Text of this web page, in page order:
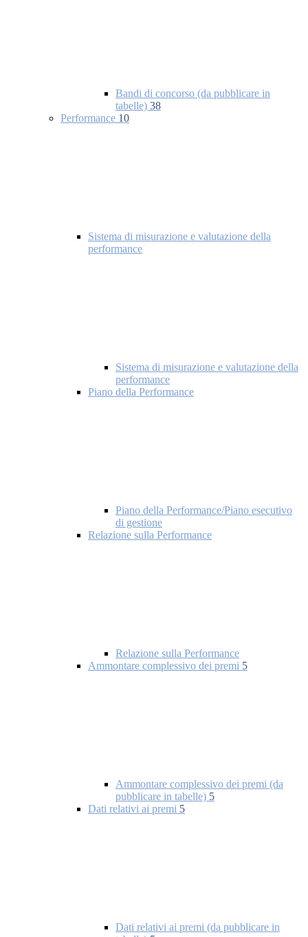
Bandi di concorso (da pubblicare in
tabelle) 38
Performance 10
Sistema di misurazione e valutazione della
performance
Sistema di misurazione e valutazione della
performance
Piano della Performance
Piano della Performance/Piano esecutivo
di gestione
Relazione sulla Performance
Relazione sulla Performance
Ammontare complessivo dei premi 5
Ammontare complessivo dei premi (da
pubblicare in tabelle) 5
Dati relativi ai premi 5
Dati relativi ai premi (da pubblicare in